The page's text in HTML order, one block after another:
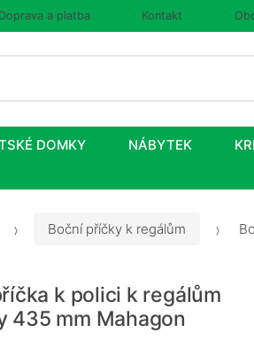
Doprava a platba Kontakt
DOMKY NÁBYTEK
Boční příčky k regálům
k polici k regálům
435 mm Mahagon